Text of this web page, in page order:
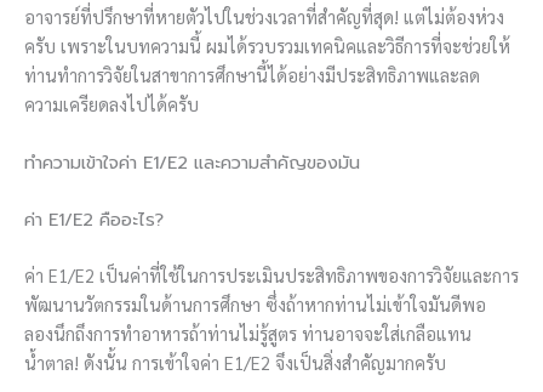
อาจารย์ที่ปรึกษาที่หายตัวไปในช่วงเวลาที่สำคัญที่สุด! แต่ไม่ต้องห่วง
ครับ เพราะในบทความนี้ ผมได้รวบรวมเทคนิคและวิธีการที่จะช่วยให้
ท่านทำการวิจัยในสาขาการศึกษานี้ได้อย่างมีประสิทธิภาพและลด
ความเครียดลงไปได้ครับ
ทำความเข้าใจค่า E1/E2 และความสำคัญของมัน
ค่า E1/E2 คืออะไร?
ค่า E1/E2 เป็นค่าที่ใช้ในการประเมินประสิทธิภาพของการวิจัยและการ
พัฒนานวัตกรรมในด้านการศึกษา ซึ่งถ้าหากท่านไม่เข้าใจมันดีพอ
ลองนึกถึงการทำอาหารถ้าท่านไม่รู้สูตร ท่านอาจจะใส่เกลือแทน
น้ำตาล! ดังนั้น การเข้าใจค่า E1/E2 จึงเป็นสิ่งสำคัญมากครับ